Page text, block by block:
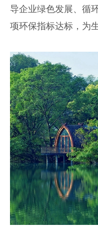
导企业绿色发展、循
项环保指标达标，为